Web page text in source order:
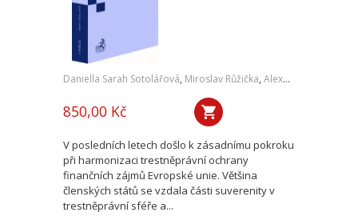
Daniella Sarah Sotolářová, Miroslav Růžička, Alexander Sotolář
850,00 Kč
V posledních letech došlo k zásadnímu pokroku
při harmonizaci trestněprávní ochrany
finančních zájmů Evropské unie. Většina
členských států se vzdala části suverenity v
trestněprávní sféře a...